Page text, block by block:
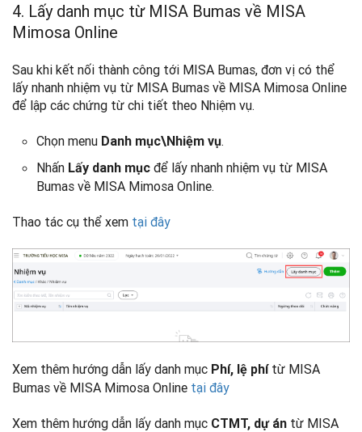
4. Lấy danh mục từ MISA Bumas về MISA
Mimosa Online
Sau khi kết nối thành công tới MISA Bumas, đơn vị có thể
lấy nhanh nhiệm vụ từ MISA Bumas về MISA Mimosa Online
để lập các chứng từ chi tiết theo Nhiệm vụ.
Chọn menu Danh mục\Nhiệm vụ.
Nhấn Lấy danh mục để lấy nhanh nhiệm vụ từ MISA
Bumas về MISA Mimosa Online.
Thao tác cụ thể xem tại đây
Xem thêm hướng dẫn lấy danh mục Phí, lệ phí từ MISA
Bumas về MISA Mimosa Online tại đây
Xem thêm hướng dẫn lấy danh mục CTMT, dự án từ MISA